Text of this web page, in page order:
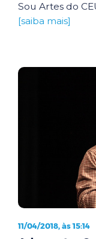
Sou Artes do
[saiba mais]
11/04/2018, às 15:14